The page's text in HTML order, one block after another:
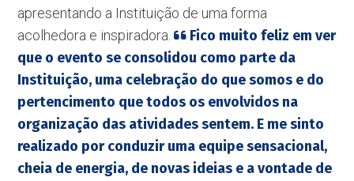
apresentando a Instituição de uma forma
acolhedora e inspiradora.
Fico muito feliz em ver
que o evento se consolidou como parte da
Instituição, uma celebração do que somos e do
pertencimento que todos os envolvidos na
organização das atividades sentem. E me sinto
realizado por conduzir uma equipe sensacional,
cheia de energia, de novas ideias e a vontade de